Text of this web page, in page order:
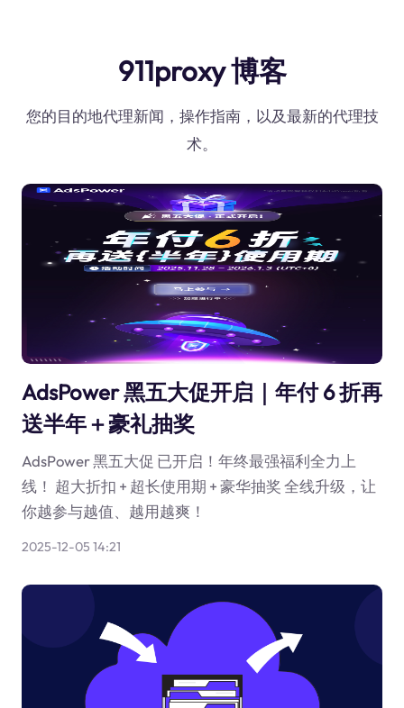
911proxy 博客
您的目的地代理新闻，操作指南，以及最新的代理技
术。
AdsPower 黑五大促开启｜年付 6 折再
送半年＋豪礼抽奖
AdsPower 黑五大促 已开启！年终最强福利全力上
线！ 超大折扣 + 超长使用期 + 豪华抽奖 全线升级，让
你越参与越值、越用越爽！
2025-12-05 14:21